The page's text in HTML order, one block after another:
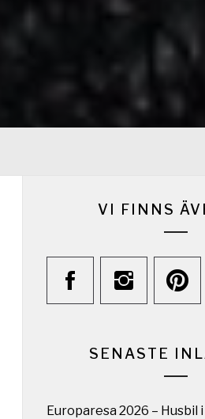
VI FINNS
SENASTE
Europaresa 2026 – Husbil